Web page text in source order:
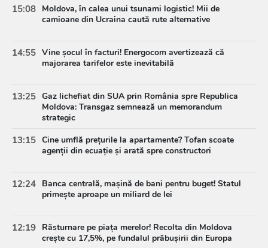
15:08 Moldova, în calea unui tsunami logistic! Mii de
camioane din Ucraina caută rute alternative
14:55 Vine șocul în facturi! Energocom avertizează că
majorarea tarifelor este inevitabilă
13:25 Gaz lichefiat din SUA prin România spre Republica
Moldova: Transgaz semnează un memorandum
strategic
13:15 Cine umflă prețurile la apartamente? Tofan scoate
agenții din ecuație și arată spre constructori
12:24 Banca centrală, mașină de bani pentru buget! Statul
primește aproape un miliard de lei
12:19 Răsturnare pe piața merelor! Recolta din Moldova
crește cu 17,5%, pe fundalul prăbușirii din Europa